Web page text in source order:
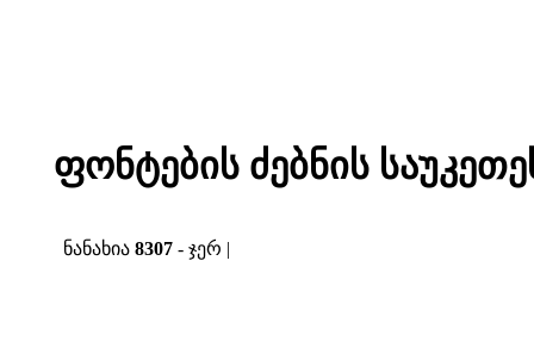
ფონტების ძებნის
ნანახია 8307 - ჯერ |